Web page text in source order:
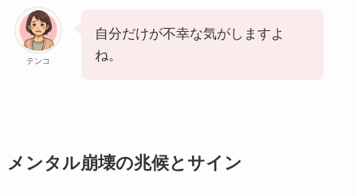
テンコ
自分だけが不幸な気がしますよ
ね。
メンタル崩壊の兆候とサイン